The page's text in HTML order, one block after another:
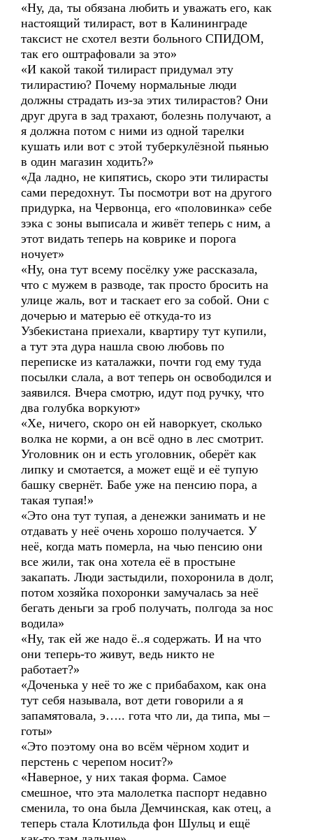
«Ну, да, ты обязана любить и уважать его, как
настоящий тилираст, вот в Калининграде
таксист не схотел везти больного СПИДОМ,
так его оштрафовали за это»
«И какой такой тилираст придумал эту
тилирастию? Почему нормальные люди
должны страдать из-за этих тилирастов? Они
друг друга в зад трахают, болезнь получают, а
я должна потом с ними из одной тарелки
кушать или вот с этой туберкулёзной пьянью
в один магазин ходить?»
«Да ладно, не кипятись, скоро эти тилирасты
сами передохнут. Ты посмотри вот на другого
придурка, на Червонца, его «половинка» себе
зэка с зоны выписала и живёт теперь с ним, а
этот видать теперь на коврике и порога
ночует»
«Ну, она тут всему посёлку уже рассказала,
что с мужем в разводе, так просто бросить на
улице жаль, вот и таскает его за собой. Они с
дочерью и матерью её откуда-то из
Узбекистана приехали, квартиру тут купили,
а тут эта дура нашла свою любовь по
переписке из каталажки, почти год ему туда
посылки слала, а вот теперь он освободился и
заявился. Вчера смотрю, идут под ручку, что
два голубка воркуют»
«Хе, ничего, скоро он ей наворкует, сколько
волка не корми, а он всё одно в лес смотрит.
Уголовник он и есть уголовник, оберёт как
липку и смотается, а может ещё и её тупую
башку свернёт. Бабе уже на пенсию пора, а
такая тупая!»
«Это она тут тупая, а денежки занимать и не
отдавать у неё очень хорошо получается. У
неё, когда мать померла, на чью пенсию они
все жили, так она хотела её в простыне
закапать. Люди застыдили, похоронила в долг,
потом хозяйка похоронки замучалась за неё
бегать деньги за гроб получать, полгода за нос
водила»
«Ну, так ей же надо ё..я содержать. И на что
они теперь-то живут, ведь никто не
работает?»
«Доченька у неё то же с прибабахом, как она
тут себя называла, вот дети говорили а я
запамятовала, э….. гота что ли, да типа, мы –
готы»
«Это поэтому она во всём чёрном ходит и
перстень с черепом носит?»
«Наверное, у них такая форма. Самое
смешное, что эта малолетка паспорт недавно
сменила, то она была Демчинская, как отец, а
теперь стала Клотильда фон Шульц и ещё